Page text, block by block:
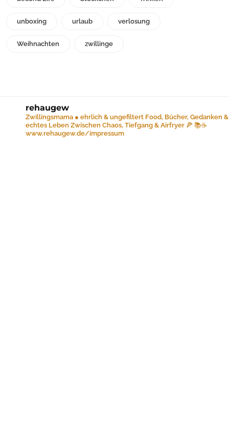
unboxing urlaub verlosung
Weihnachten zwillinge
rehaugew
Zwillingsmama ● ehrlich & ungefiltert Food, Bücher, Gedanken &
echtes Leben Zwischen Chaos, Tiefgang & Airfryer 🍕 📚☕️
www.rehaugew.de/impressum